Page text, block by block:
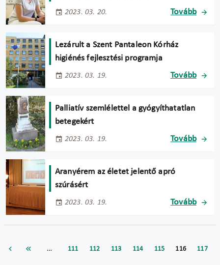
2023. 03. 20. Tovább
Lezárult a Szent Pantaleon Kórház
higiénés fejlesztési programja
2023. 03. 19. Tovább
Palliatív szemlélettel a gyógyíthatatlan
betegekért
2023. 03. 19. Tovább
Aranyérem az életet jelentő apró
szúrásért
2023. 03. 19. Tovább
… 111 112 113 114 115 116 117